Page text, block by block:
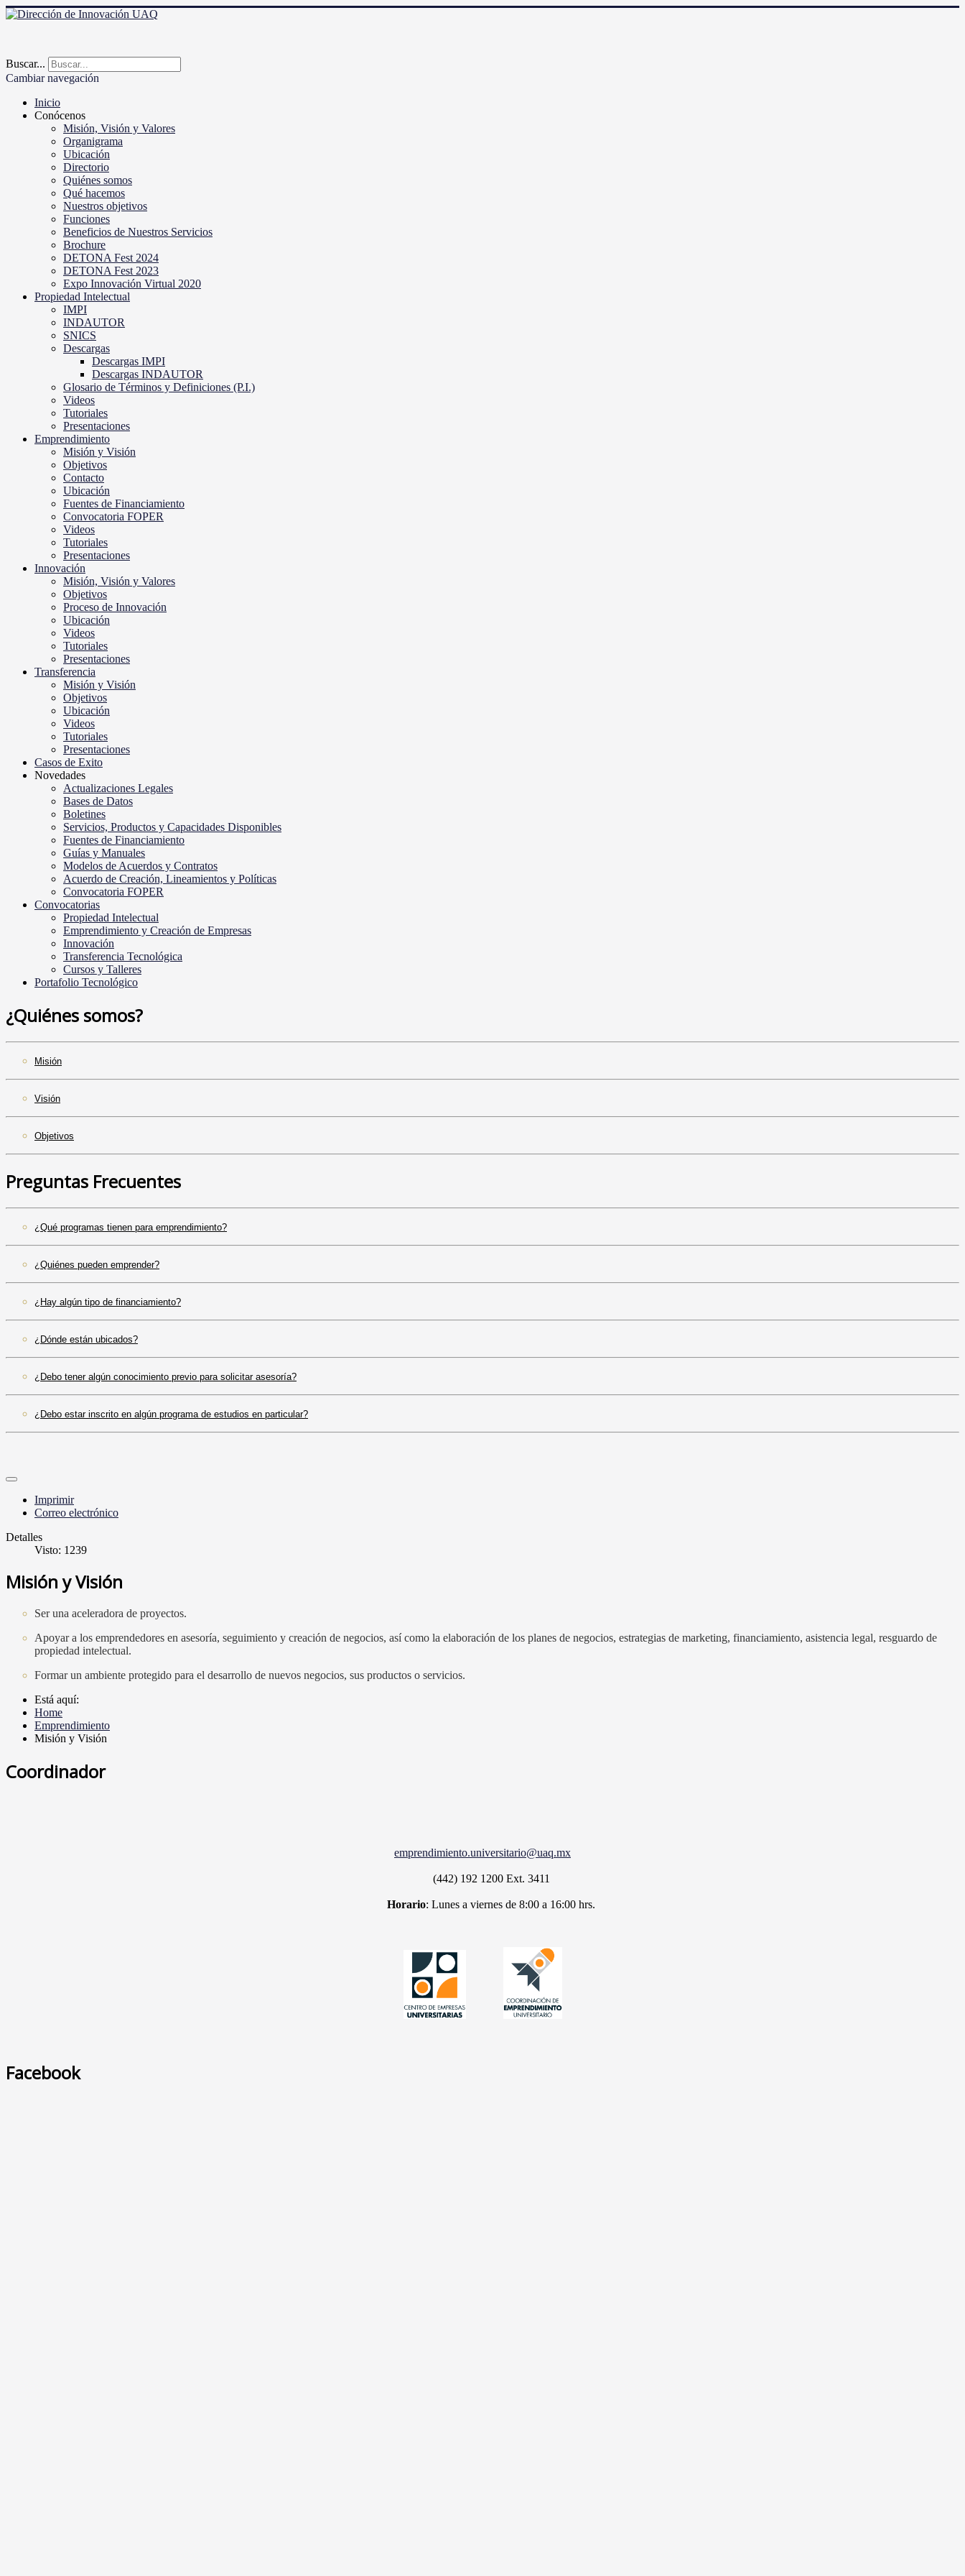
Buscar...
Cambiar navegación
Inicio
Conócenos
Misión, Visión y Valores
Organigrama
Ubicación
Directorio
Quiénes somos
Qué hacemos
Nuestros objetivos
Funciones
Beneficios de Nuestros Servicios
Brochure
DETONA Fest 2024
DETONA Fest 2023
Expo Innovación Virtual 2020
Propiedad Intelectual
IMPI
INDAUTOR
SNICS
Descargas
Descargas IMPI
Descargas INDAUTOR
Glosario de Términos y Definiciones (P.I.)
Videos
Tutoriales
Presentaciones
Emprendimiento
Misión y Visión
Objetivos
Contacto
Ubicación
Fuentes de Financiamiento
Convocatoria FOPER
Videos
Tutoriales
Presentaciones
Innovación
Misión, Visión y Valores
Objetivos
Proceso de Innovación
Ubicación
Videos
Tutoriales
Presentaciones
Transferencia
Misión y Visión
Objetivos
Ubicación
Videos
Tutoriales
Presentaciones
Casos de Exito
Novedades
Actualizaciones Legales
Bases de Datos
Boletines
Servicios, Productos y Capacidades Disponibles
Fuentes de Financiamiento
Guías y Manuales
Modelos de Acuerdos y Contratos
Acuerdo de Creación, Lineamientos y Políticas
Convocatoria FOPER
Convocatorias
Propiedad Intelectual
Emprendimiento y Creación de Empresas
Innovación
Transferencia Tecnológica
Cursos y Talleres
Portafolio Tecnológico
¿Quiénes somos?
Misión
Visión
Objetivos
Preguntas Frecuentes
¿Qué programas tienen para emprendimiento?
¿Quiénes pueden emprender?
¿Hay algún tipo de financiamiento?
¿Dónde están ubicados?
¿Debo tener algún conocimiento previo para solicitar asesoría?
¿Debo estar inscrito en algún programa de estudios en particular?
Imprimir
Correo electrónico
Detalles
Visto: 1239
Misión y Visión
Ser una aceleradora de proyectos.
Apoyar a los emprendedores en asesoría, seguimiento y creación de negocios, así como la elaboración de los planes de negocios, estrategias de marketing, financiamiento, asistencia legal, resguardo de
propiedad intelectual.
Formar un ambiente protegido para el desarrollo de nuevos negocios, sus productos o servicios.
Está aquí:
Home
Emprendimiento
Misión y Visión
Coordinador
emprendimiento.universitario@uaq.mx
(442) 192 1200Ext. 3411
Horario: Lunes a viernes de 8:00 a 16:00 hrs.
Facebook